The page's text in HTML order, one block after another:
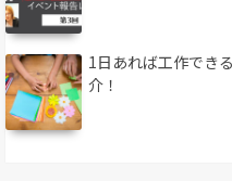
1日あれば工作でき
介！